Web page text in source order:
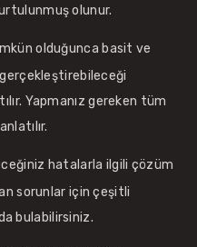
olunur.
olduğunca basit ve
Yapmanız gereken tüm
hatalarla ilgili çözüm
sorunlar için çeşitli
bulabilirsiniz.